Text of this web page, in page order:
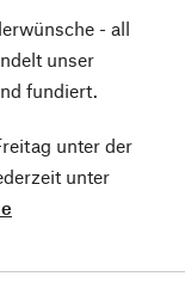
- all
unser
fundiert.
unter der
unter